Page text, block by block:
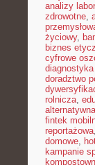
analizy
zdrowotne,
życiowy,
biznes
cyfrowe
doradztwo
rolnicza,
alternatywna
fintek
reportażowa,
domowe,
kampanie